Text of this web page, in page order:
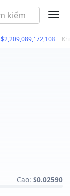
$2,209,089,172,108
Cao: $0.02590